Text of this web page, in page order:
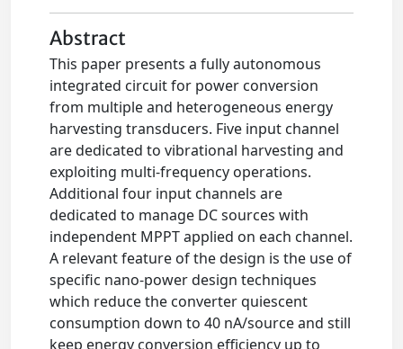
Abstract
This paper presents a fully autonomous
integrated circuit for power conversion
from multiple and heterogeneous energy
harvesting transducers. Five input channel
are dedicated to vibrational harvesting and
exploiting multi-frequency operations.
Additional four input channels are
dedicated to manage DC sources with
independent MPPT applied on each channel.
A relevant feature of the design is the use of
specific nano-power design techniques
which reduce the converter quiescent
consumption down to 40 nA/source and still
keep energy conversion efficiency up to